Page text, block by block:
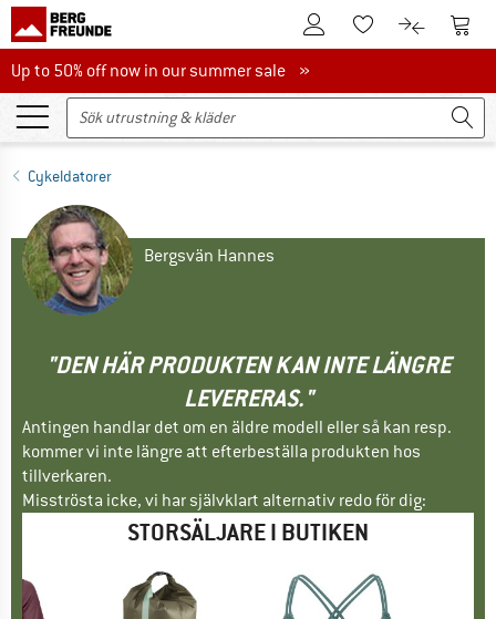
Till kundkontotTill minneslistan.
Till Till
Up to 50% off now in our summer sale
Up to 50% off now in our summer sale »
Cykeldatorer
Bergsvän Hannes
"DEN HÄR PRODUKTEN KAN INTE LÄNGRE
LEVERERAS."
Antingen handlar det om en äldre modell eller så kan resp.
kommer vi inte längre att efterbeställa produkten hos
tillverkaren.
Misströsta icke, vi har självklart alternativ redo för dig:
STORSÄLJARE I BUTIKEN